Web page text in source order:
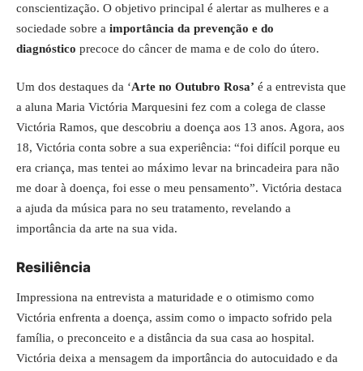
conscientização. O objetivo principal é alertar as mulheres e a
sociedade sobre a importância da prevenção e do
diagnóstico precoce do câncer de mama e de colo do útero.
Um dos destaques da ‘Arte no Outubro Rosa’ é a entrevista que
a aluna Maria Victória Marquesini fez com a colega de classe
Victória Ramos, que descobriu a doença aos 13 anos. Agora, aos
18, Victória conta sobre a sua experiência: “foi difícil porque eu
era criança, mas tentei ao máximo levar na brincadeira para não
me doar à doença, foi esse o meu pensamento”. Victória destaca
a ajuda da música para no seu tratamento, revelando a
importância da arte na sua vida.
Resiliência
Impressiona na entrevista a maturidade e o otimismo como
Victória enfrenta a doença, assim como o impacto sofrido pela
família, o preconceito e a distância da sua casa ao hospital.
Victória deixa a mensagem da importância do autocuidado e da